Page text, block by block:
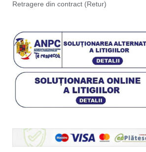
Retragere din contract (Retur)